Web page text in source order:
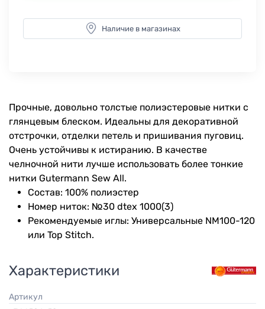
Наличие в магазинах
Прочные, довольно толстые полиэстеровые нитки с
глянцевым блеском. Идеальны для декоративной
отстрочки, отделки петель и пришивания пуговиц.
Очень устойчивы к истиранию. В качестве
челночной нити лучше использовать более тонкие
нитки Gutermann Sew All.
Состав: 100% полиэстер
Номер ниток: №30 dtex 1000(3)
Рекомендуемые иглы: Универсальные NM100-120
или Top Stitch.
Характеристики
Артикул